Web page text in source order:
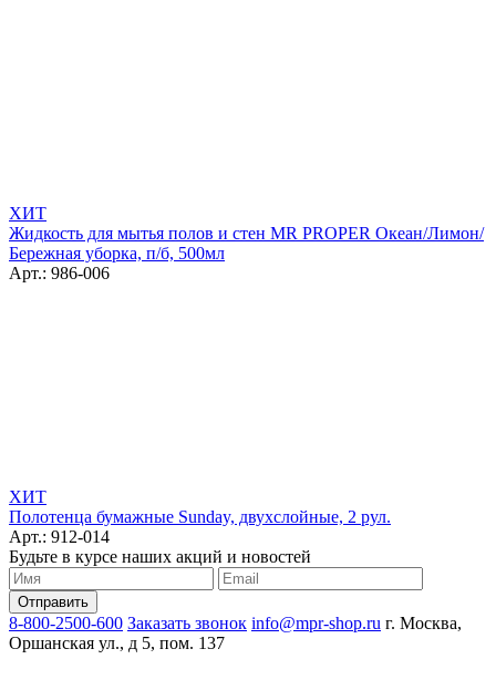
ХИТ
Жидкость для мытья полов и стен MR PROPER Океан/Лимон/
Бережная уборка, п/б, 500мл
Арт.: 986-006
ХИТ
Полотенца бумажные Sunday, двухслойные, 2 рул.
Арт.: 912-014
Будьте в курсе наших акций и новостей
8-800-2500-600 Заказать звонок info@mpr-shop.ru г. Москва,
Оршанская ул., д 5, пом. 137